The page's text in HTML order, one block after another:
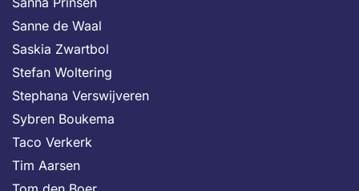
Sanne de Waal
Saskia Zwartbol
Stefan Woltering
Stephana Verswijveren
Sybren Boukema
Taco Verkerk
Tim Aarsen